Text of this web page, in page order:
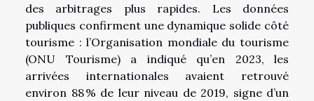
des arbitrages plus rapides. Les données
publiques confirment une dynamique solide côté
tourisme : l’Organisation mondiale du tourisme
(ONU Tourisme) a indiqué qu’en 2023, les
arrivées internationales avaient retrouvé
environ 88 % de leur niveau de 2019, signe d’un